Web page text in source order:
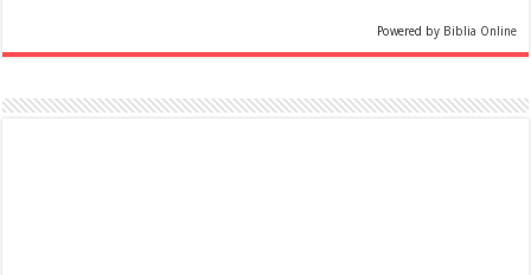
Powered by Biblia Online